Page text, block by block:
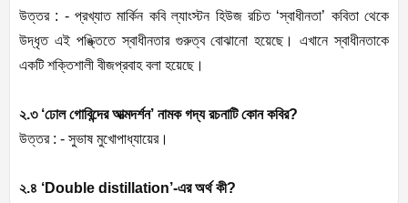
উত্তর : - প্রখ্যাত মার্কিন কবি ল্যাংস্টন হিউজ রচিত ‘স্বাধীনতা’ কবিতা থেকে
উদ্ধৃত এই পঙ্ক্তিতে স্বাধীনতার গুরুত্ব বোঝানো হয়েছে। এখানে স্বাধীনতাকে
একটি শক্তিশালী বীজপ্রবাহ বলা হয়েছে।
২.৩ ‘ঢোল গোবিন্দের আত্মদর্শন’ নামক গদ্য রচনাটি কোন কবির?
উত্তর : - সুভাষ মুখোপাধ্যায়ের।
২.৪ ‘Double distillation’-এর অর্থ কী?